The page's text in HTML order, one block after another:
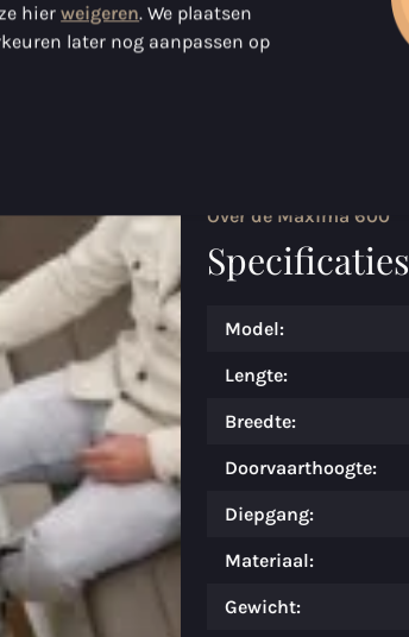
Over de Maxima 600
Specificaties
Model:
Lengte:
Breedte:
Doorvaarthoogte:
Diepgang:
Materiaal:
Gewicht:
hierweigeren. We plaatsen
later nog aanpassen op